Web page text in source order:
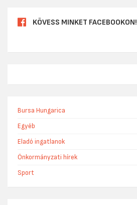
KÖVESS MINKET FACEBOOKON!
Bursa Hungarica
Egyéb
Eladó ingatlanok
Önkormányzati hírek
Sport